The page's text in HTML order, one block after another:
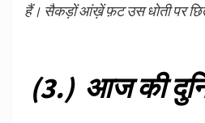
हैं। सैकड़ों आंख़ें फ़ट उस धोती पर
(3.) आज की